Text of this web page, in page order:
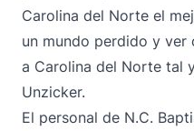
Carolina del Norte el
un mundo perdido y ver
a Carolina del Norte tal
Unzicker.
El personal de N.C.